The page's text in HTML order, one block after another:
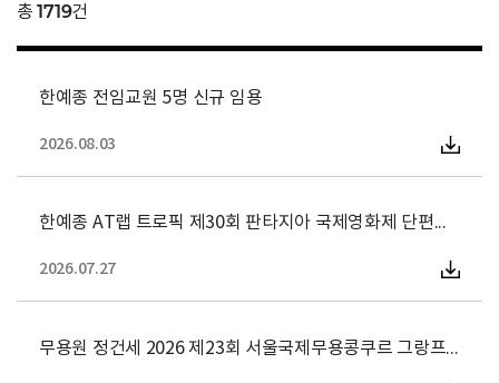
총1719건
한예종 전임교원 5명 신규 임용
2026.08.03
한예종 AT랩 트로픽 제30회 판타지아 국제영화제 단편부문 최
2026.07.27
무용원 정건세 2026 제23회 서울국제무용콩쿠르 그랑프리 등